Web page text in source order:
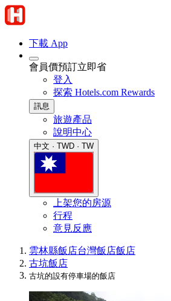
下載 App
會員價預訂立即省
登入
探索 Hotels.com Rewards
訊息
旅遊產品
說明中心
中文 · TWD · TW
上架您的房源
行程
意見反應
雲林縣飯店台灣飯店飯店
古坑飯店
古坑的設有停車場的飯店